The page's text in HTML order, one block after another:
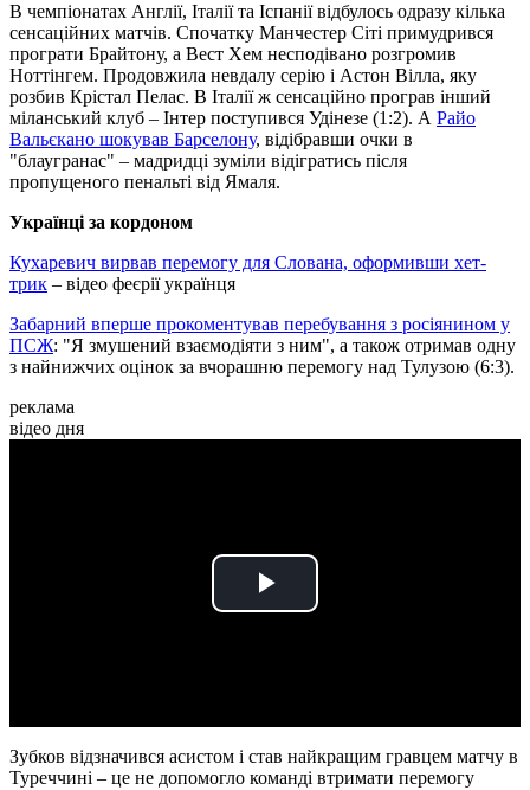
В чемпіонатах Англії, Італії та Іспанії відбулось одразу кілька
сенсаційних матчів. Спочатку Манчестер Сіті примудрився
програти Брайтону, а Вест Хем несподівано розгромив
Ноттінгем. Продовжила невдалу серію і Астон Вілла, яку
розбив Крістал Пелас. В Італії ж сенсаційно програв інший
міланський клуб – Інтер поступився Удінезе (1:2). А Райо
Вальєкано шокував Барселону, відібравши очки в
"блаугранас" – мадридці зуміли відігратись після
пропущеного пенальті від Ямаля.
Українці за кордоном
Кухаревич вирвав перемогу для Слована, оформивши хет-
трик – відео феєрії українця
Забарний вперше прокоментував перебування з росіянином у
ПСЖ: "Я змушений взаємодіяти з ним", а також отримав одну
з найнижчих оцінок за вчорашню перемогу над Тулузою (6:3).
реклама
відео дня
Play
Зубков відзначився асистом і став найкращим гравцем матчу в
Туреччині – це не допомогло команді втримати перемогу